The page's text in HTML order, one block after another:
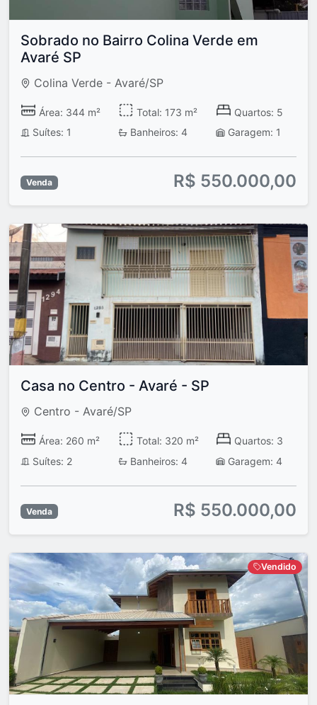
Sobrado no Bairro Colina Verde em
Avaré SP
Colina Verde - Avaré/SP
Área: 344 m² Total: 173 m²
Quartos: 5
Suítes: 1
Banheiros: 4 Garagem: 1
Venda R$ 550.000,00
Casa no Centro - Avaré - SP
Centro - Avaré/SP
Área: 260 m² Total: 320 m²
Quartos: 3
Suítes: 2
Banheiros: 4 Garagem: 4
Venda R$ 550.000,00
Vendido